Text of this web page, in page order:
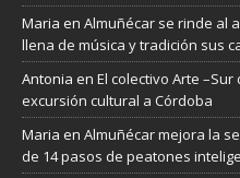
Maria en Almuñécar se rinde al
llena de música y tradición sus
Antonia en El colectivo Arte
excursión cultural a Córdoba
Maria en Almuñécar mejora la
de 14 pasos de peatones